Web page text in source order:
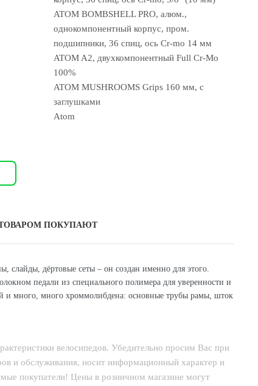
ATOM BOMBSHELL PRO, алюм.,
однокомпонентный корпус, пром.
подшипники, 36 спиц, ось Cr-mo 14 мм
ATOM A2, двухкомпонентный Full Cr-Mo
100%
ATOM MUSHROOMS Grips 160 мм, с
заглушками
Atom
ПОКУПАЮТ
слайды, дёртовые сеты – он создан именно для этого.
педали из специального полимера для уверенности и
и много, много хроммолибдена: основные трубы рамы, шток
велосипедов. Убедительно просим Вас при
и обслуживания, носит информационный характер и
покупатели! Цены в розничном магазине могут